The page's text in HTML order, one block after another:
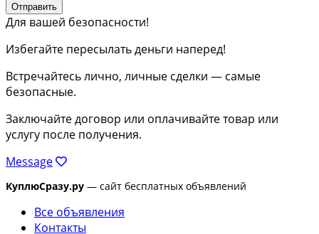
Отправить
Для вашей безопасности!
Избегайте пересылать деньги наперед!
Встречайтесь лично, личные сделки — самые
безопасные.
Заключайте договор или оплачивайте товар или
услугу после получения.
Message
КуплюСразу.ру — сайт бесплатных объявлений
Все объявления
Контакты